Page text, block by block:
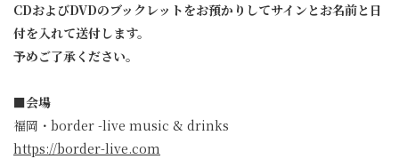
CDおよびDVDのブックレットをお預かりしてサインとお名前と日
付を入れて送付します。
予めご了承ください。
■会場
福岡・border -live music & drinks
https://border-live.com